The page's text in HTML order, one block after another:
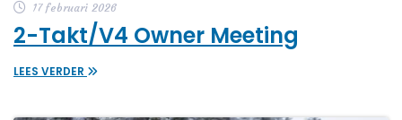
17 februari 2026
2-Takt/V4 Owner Meeting
LEES VERDER